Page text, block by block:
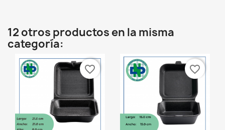
12 otros productos en la misma
categoría:
favorite_border favorite_border